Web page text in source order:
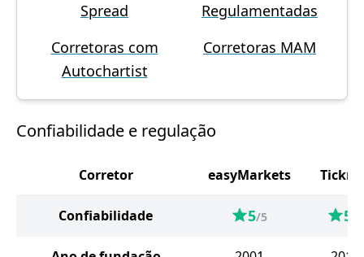
Spread
Regulamentadas
Corretoras com
Autochartist
Corretoras MAM
Confiabilidade e regulação
Corretor easyMarkets
Confiabilidade 5/5 5